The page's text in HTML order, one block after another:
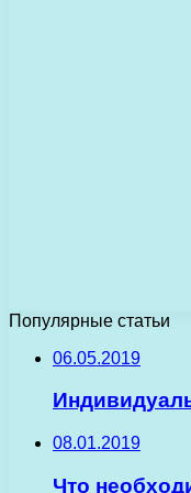
Популярные статьи
06.05.2019
08.01.2019
Что